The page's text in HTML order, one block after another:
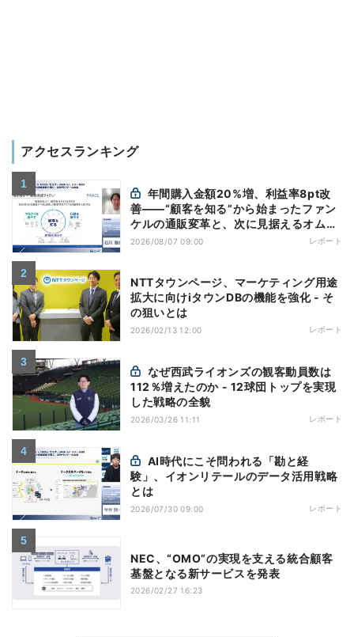
アクセスランキング
善——“顧客を知る”から始まったファン
ケルの通販変革と、次に見据えるオムニ
チャネル
2026/08/07 09:00 レポート
NTTタウンページ、マーケティング用途
拡大に向けiタウンDBの機能を強化 - そ
の狙いとは
2026/02/13 12:00 レポート
112％増えたのか - 12球団トップを実現
した戦略の全貌
2026/03/26 11:11 レポート
験」、イオンリテールのデータ活用戦略
とは
2026/07/30 09:00 レポート
NEC、“OMO”の実現を支える統合顧客
基盤となる新サービスを発表
2026/02/27 16:23